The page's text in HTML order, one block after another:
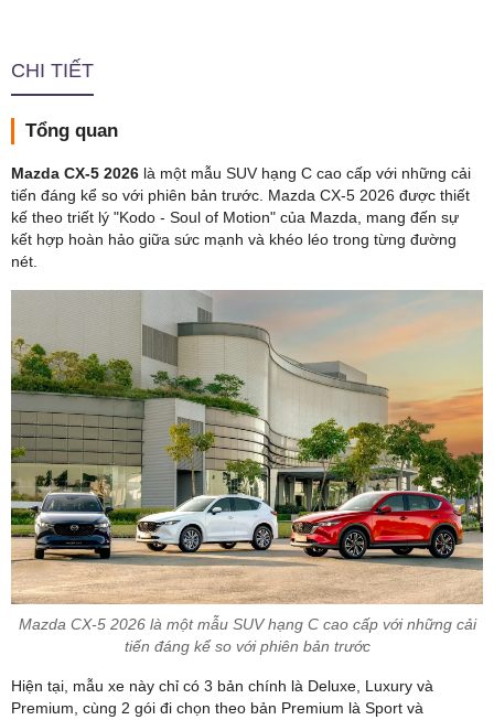
CHI TIẾT
Tổng quan
Mazda CX-5 2026 là một mẫu SUV hạng C cao cấp với những cải
tiến đáng kể so với phiên bản trước. Mazda CX-5 2026 được thiết
kế theo triết lý "Kodo - Soul of Motion" của Mazda, mang đến sự
kết hợp hoàn hảo giữa sức mạnh và khéo léo trong từng đường
nét.
Mazda CX-5 2026 là một mẫu SUV hạng C cao cấp với những cải
tiến đáng kể so với phiên bản trước
Hiện tại, mẫu xe này chỉ có 3 bản chính là Deluxe, Luxury và
Premium, cùng 2 gói đi chọn theo bản Premium là Sport và